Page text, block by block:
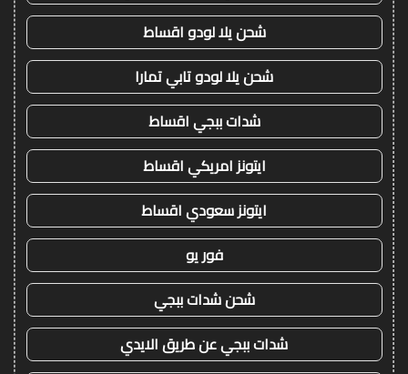
شحن يلا لودو اقساط
شحن يلا لودو تابي تمارا
شدات ببجي اقساط
ايتونز امريكي اقساط
ايتونز سعودي اقساط
فور يو
شحن شدات ببجي
شدات ببجي عن طريق الايدي